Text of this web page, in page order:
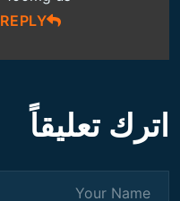
REPLY
اترك تعليقاً